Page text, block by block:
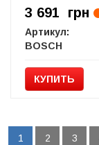
3 691 грн
Артикул:
BOSCH
КУПИТЬ
1 2 3